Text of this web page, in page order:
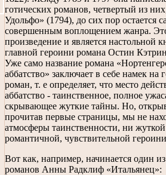
готических романов, четвертый из
Удольфо» (1794), до сих пор остается
совершенным воплощением жанра.
произведение и является настольной
главной героини романа Остин
Уже само название романа
аббатство» заключает в себе намек на
роман, т. е определяет, что место
аббатство - таинственное, полное
скрывающее жуткие тайны. Но,
прочитав первые страницы, мы не
атмосферы таинственности, ни
романтичной, чувствительной
Вот как, например, начинается один
романов Анны Радклиф «Итальянец»: